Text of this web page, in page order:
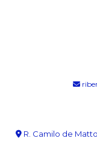
R. Camilo de